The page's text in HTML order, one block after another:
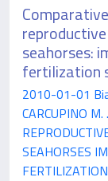
seahorses:
fertilization
2010-01-01
CARCUPINO
SEAHORSES
FERTILIZATION